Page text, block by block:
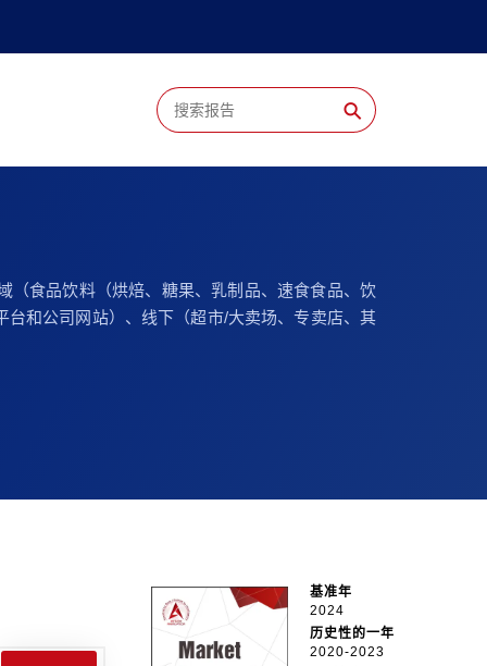
⚲
（食品饮料（烘焙、糖果、乳制品、速食食品、饮
和公司网站）、线下（超市/大卖场、专卖店、其
基准年
2024
历史性的一年
2020-2023